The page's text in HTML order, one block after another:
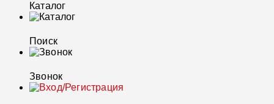
Каталог
Поиск
Звонок